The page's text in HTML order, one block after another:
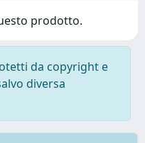
prodotto.
da copyright e
diversa